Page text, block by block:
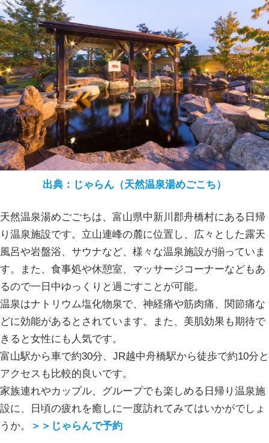
出典：じゃらん（天然温泉湯めごこち）
天然温泉湯めごごちは、富山県中新川郡舟橋村にある日帰
り温泉施設です。立山連峰の麓に位置し、広々とした露天
風呂や岩盤浴、サウナなど、様々な温泉施設が揃っていま
す。また、食事処や休憩室、マッサージコーナーなどもあ
るので一日中ゆっくりと過ごすことが可能。
温泉はナトリウム塩化物泉で、神経痛や筋肉痛、関節痛な
どに効能があるとされています。また、美肌効果も期待で
きると女性にも人気です。
富山駅から車で約30分、JR越中舟橋駅から徒歩で約10分と
アクセスも比較的良いです。
家族連れやカップル、グループでも楽しめる日帰り温泉施
設に、日頃の疲れを癒しに一度訪れてみてはいかがでしょ
うか。
＞＞じゃらんで予約